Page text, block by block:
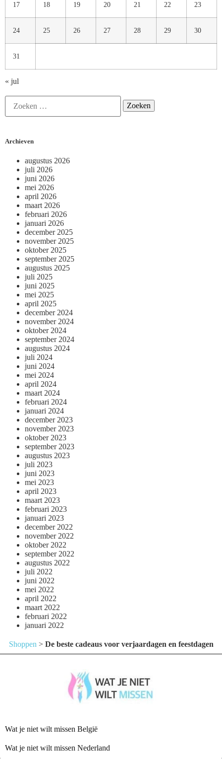
17 18 19 20 21 22 23
24 25 26 27 28 29 30
31
« jul
Archieven
augustus 2026
juli 2026
juni 2026
mei 2026
april 2026
maart 2026
februari 2026
januari 2026
december 2025
november 2025
oktober 2025
september 2025
augustus 2025
juli 2025
juni 2025
mei 2025
april 2025
december 2024
november 2024
oktober 2024
september 2024
augustus 2024
juli 2024
juni 2024
mei 2024
april 2024
maart 2024
februari 2024
januari 2024
december 2023
november 2023
oktober 2023
september 2023
augustus 2023
juli 2023
juni 2023
mei 2023
april 2023
maart 2023
februari 2023
januari 2023
december 2022
november 2022
oktober 2022
september 2022
augustus 2022
juli 2022
juni 2022
mei 2022
april 2022
maart 2022
februari 2022
januari 2022
Shoppen > De beste cadeaus voor verjaardagen en feestdagen
Wat je niet wilt missen België
Wat je niet wilt missen Nederland